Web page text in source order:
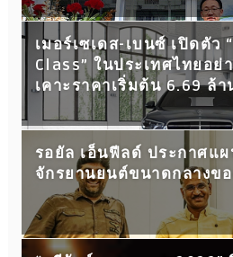
เมอร์เซเดส-เบนซ์ เปิดตัว
Class” ในประเทศไทยอย่
เคาะราคาเริ่มต้น 6.69 ล้
รอยัล เอ็นฟีลด์ ประกาศแ
จักรยานยนต์ขนาดกลางข